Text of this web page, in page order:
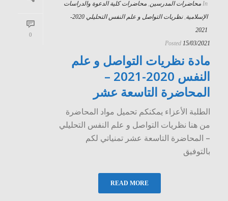
0
In محاضرات المدرسين, محاضرات كلية الدعوة والدراسات
الإسلامية,
نظريات التواصل و علم النفس التحليلي 2020-
2021
Posted 15/03/2021
مادة نظريات التواصل و علم
النفس 2020-2021 –
المحاضرة التاسعة عشر
الطلبة الأعزاء يمكنكم تحميل مواد المحاضرة
من هنا نظريات التواصل و علم النفس التحليلي
– المحاضرة التاسعة عشر تمنياتي لكم
بالتوفيق
READ MORE